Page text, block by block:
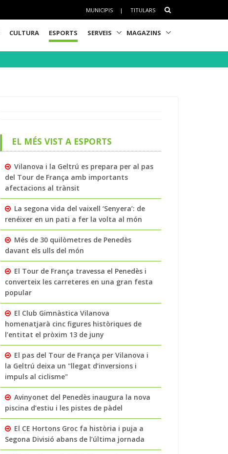
MUNICIPIS | TITULARS
CULTURA ESPORTS SERVEIS MAGAZINS
EL MÉS VIST A ESPORTS
Vilanova i la Geltrú es prepara per al pas
del Tour de França amb importants
afectacions al trànsit
La segona vida del vaixell ‘Senyera’: de
renéixer en un pati a fer la volta al món
Més de 30 quilòmetres de Penedès
davant els ulls del món
El Tour de França travessa el Penedès i
converteix les carreteres en una gran festa
popular
El Club Gimnàstica Vilanova
homenatjarà cinc figures històriques de
l’entitat el pròxim 13 de juny
El pas del Tour de França per Vilanova i
la Geltrú deixa un "llegat d’inversions i
impuls al ciclisme"
Avinyonet del Penedès inaugura la nova
piscina d’estiu i les pistes de pàdel
El CE Hortons Groc fa història i puja a
Segona Divisió abans de l’última jornada